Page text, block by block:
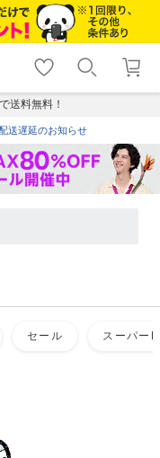
shopping_cart lock_outline
ログイン
送料無料！
送遅延のお知らせ
セール スーパー